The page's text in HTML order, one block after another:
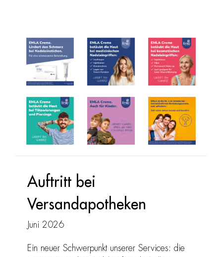
Auftritt bei
Versandapotheken
Juni 2026
Ein neuer Schwerpunkt unserer Services: die